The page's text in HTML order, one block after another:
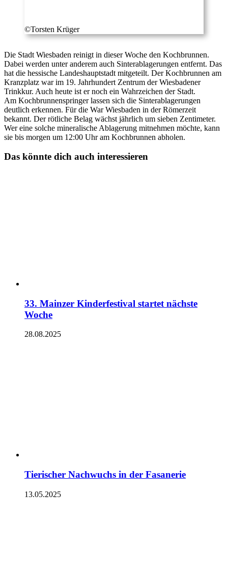
©Torsten Krüger
Die Stadt Wiesbaden reinigt in dieser Woche den Kochbrunnen.
Dabei werden unter anderem auch Sinterablagerungen entfernt. Das
hat die hessische Landeshauptstadt mitgeteilt. Der Kochbrunnen am
Kranzplatz war im 19. Jahrhundert Zentrum der Wiesbadener
Trinkkur. Auch heute ist er noch ein Wahrzeichen der Stadt.
Am Kochbrunnenspringer lassen sich die Sinterablagerungen
deutlich erkennen. Für die War Wiesbaden in der Römerzeit
bekannt. Der rötliche Belag wächst jährlich um sieben Zentimeter.
Wer eine solche mineralische Ablagerung mitnehmen möchte, kann
sie bis morgen um 12:00 Uhr am Kochbrunnen abholen.
Das könnte dich auch interessieren
33. Mainzer Kinderfestival startet nächste
Woche
28.08.2025
Tierischer Nachwuchs in der Fasanerie
13.05.2025